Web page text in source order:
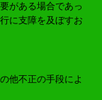
がある場合であっ
に支障を及ぼすお
他不正の手段によ